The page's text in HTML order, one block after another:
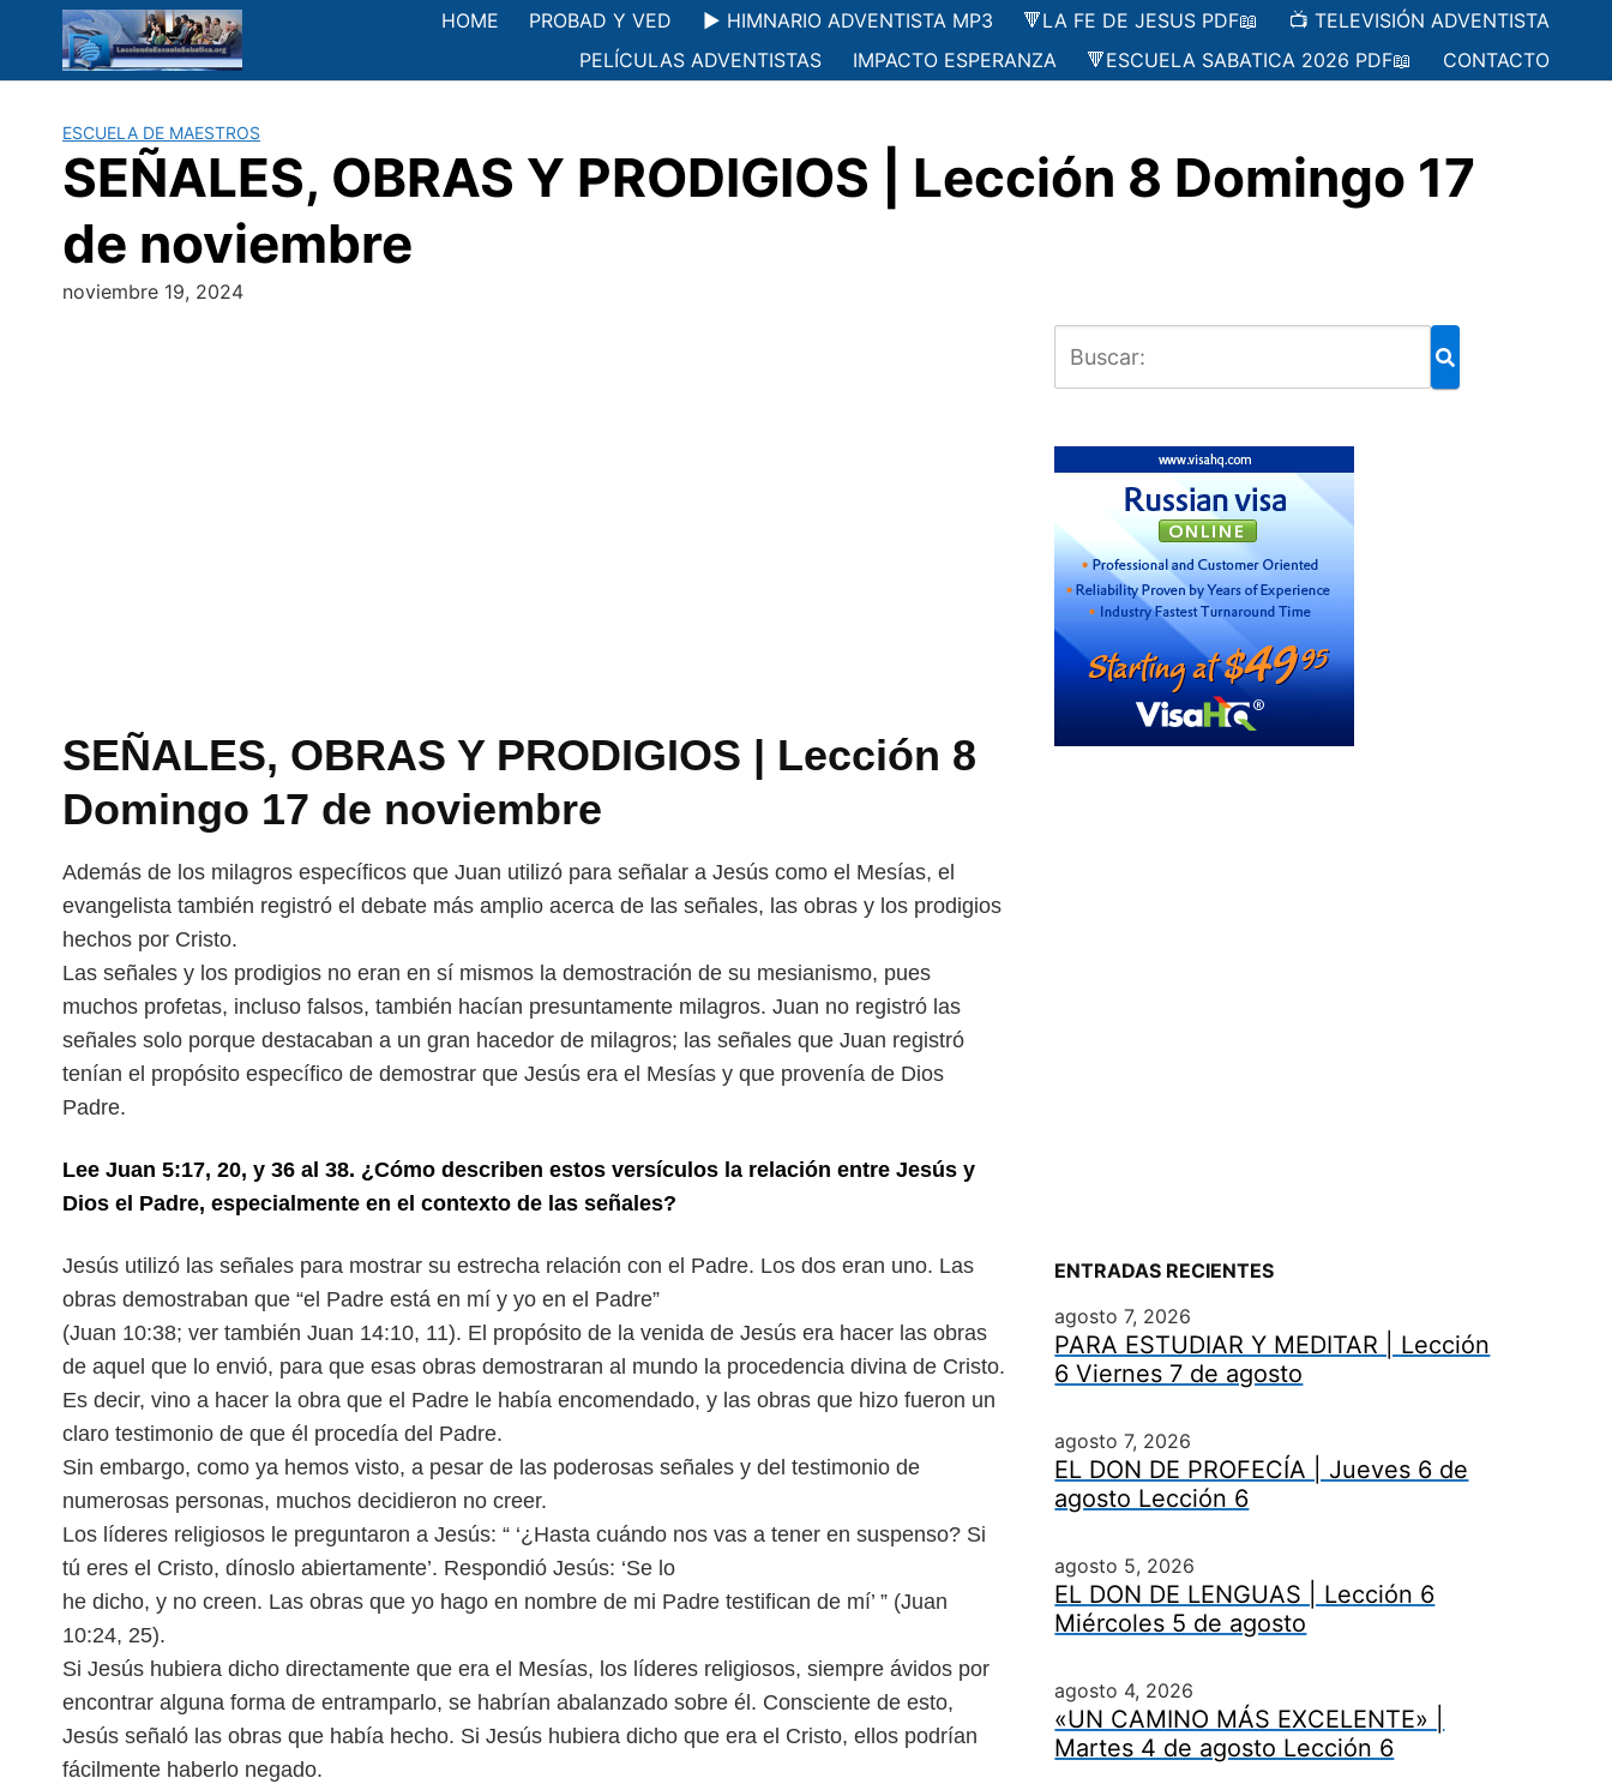
contenido
HOME PROBAD Y VED ▶️ HIMNARIO ADVENTISTA MP3 🔻LA FE DE JESUS PDF📖
📺 TELEVISIÓN ADVENTISTA
PELÍCULAS ADVENTISTAS
IMPACTO ESPERANZA 🔻ESCUELA SABATICA 2026 PDF📖 CONTACTO
ESCUELA DE MAESTROS
SEÑALES, OBRAS Y PRODIGIOS | Lección 8 Domingo 17
de noviembre
noviembre 19, 2024
SEÑALES, OBRAS Y PRODIGIOS | Lección 8
Domingo 17 de noviembre
Además de los milagros específicos que Juan utilizó para señalar a Jesús como el Mesías, el
evangelista también registró el debate más amplio acerca de las señales, las obras y los prodigios
hechos por Cristo.
Las señales y los prodigios no eran en sí mismos la demostración de su mesianismo, pues
muchos profetas, incluso falsos, también hacían presuntamente milagros. Juan no registró las
señales solo porque destacaban a un gran hacedor de milagros; las señales que Juan registró
tenían el propósito específico de demostrar que Jesús era el Mesías y que provenía de Dios
Padre.
Lee Juan 5:17, 20, y 36 al 38. ¿Cómo describen estos versículos la relación entre Jesús y
Dios el Padre, especialmente en el contexto de las señales?
Jesús utilizó las señales para mostrar su estrecha relación con el Padre. Los dos eran uno. Las
obras demostraban que “el Padre está en mí y yo en el Padre”
(Juan 10:38; ver también Juan 14:10, 11). El propósito de la venida de Jesús era hacer las obras
de aquel que lo envió, para que esas obras demostraran al mundo la procedencia divina de Cristo.
Es decir, vino a hacer la obra que el Padre le había encomendado, y las obras que hizo fueron un
claro testimonio de que él procedía del Padre.
Sin embargo, como ya hemos visto, a pesar de las poderosas señales y del testimonio de
numerosas personas, muchos decidieron no creer.
Los líderes religiosos le preguntaron a Jesús: “ ‘¿Hasta cuándo nos vas a tener en suspenso? Si
tú eres el Cristo, dínoslo abiertamente’. Respondió Jesús: ‘Se lo
he dicho, y no creen. Las obras que yo hago en nombre de mi Padre testifican de mí’ ” (Juan
10:24, 25).
Si Jesús hubiera dicho directamente que era el Mesías, los líderes religiosos, siempre ávidos por
encontrar alguna forma de entramparlo, se habrían aba lanzado sobre él. Consciente de esto,
Jesús señaló las obras que había hecho. Si Jesús hubiera dicho que era el Cristo, ellos podrían
fácilmente haberlo negado.
ENTRADAS RECIENTES
agosto 7, 2026
PARA ESTUDIAR Y MEDITAR | Lección
6 Viernes 7 de agosto
agosto 7, 2026
EL DON DE PROFECÍA | Jueves 6 de
agosto Lección 6
agosto 5, 2026
EL DON DE LENGUAS | Lección 6
Miércoles 5 de agosto
agosto 4, 2026
«UN CAMINO MÁS EXCELENTE» |
Martes 4 de agosto Lección 6